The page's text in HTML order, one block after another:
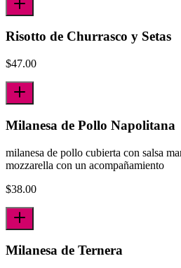
Risotto de Churrasco y Setas
$47.00
Milanesa de Pollo Napolitana
milanesa de pollo cubierta con salsa
mozzarella con un acompañamiento
$38.00
Milanesa de Ternera